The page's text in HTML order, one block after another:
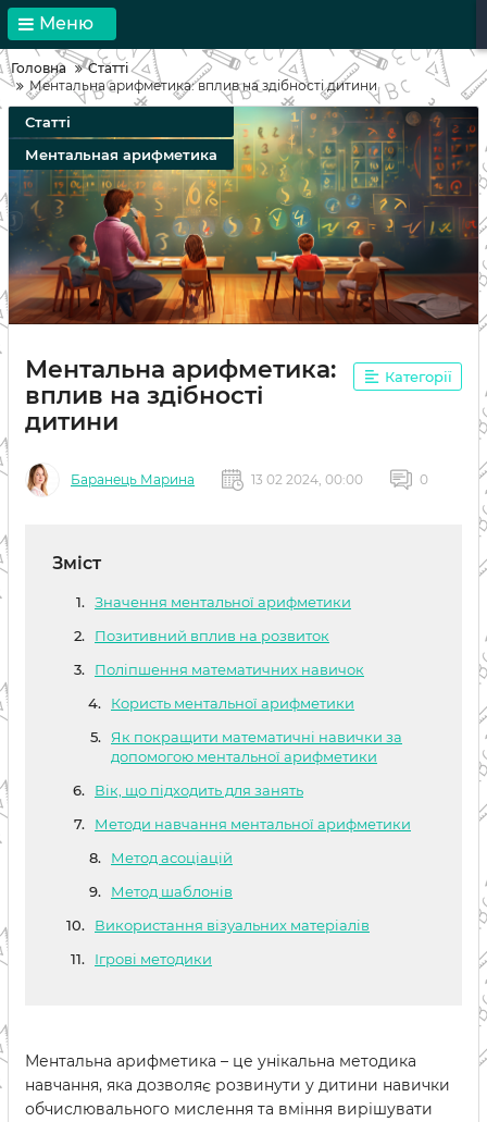
Меню
Головна
Статті
Ментальна арифметика: вплив на здібності дитини
Статті
Ментальная арифметика
Ментальна арифметика:
вплив на здібності
дитини
Категорії
Баранець Марина 13 02 2024, 00:00 0
Зміст
Значення ментальної арифметики
Позитивний вплив на розвиток
Поліпшення математичних навичок
Користь ментальної арифметики
Як покращити математичні навички за
допомогою ментальної арифметики
Вік, що підходить для занять
Методи навчання ментальної арифметики
Метод асоціацій
Метод шаблонів
Використання візуальних матеріалів
Ігрові методики
Ментальна арифметика – це унікальна методика
навчання, яка дозволяє розвинути у дитини навички
обчислювального мислення та вміння вирішувати